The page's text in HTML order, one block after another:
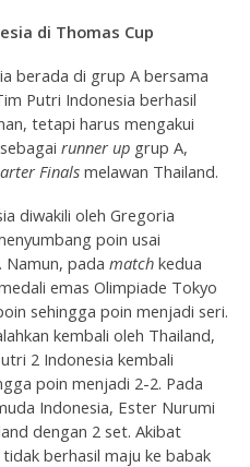
di Thomas Cup
berada di grup A bersama
Putri Indonesia berhasil
tetapi harus mengakui
runner up grup A,
Finalsmelawan Thailand.
diwakili oleh Gregoria
poin usai
Namun, pada match kedua
emas Olimpiade Tokyo
sehingga poin menjadi seri.
kembali oleh Thailand,
2 Indonesia kembali
poin menjadi 2-2. Pada
Indonesia, Ester Nurumi
dengan 2 set. Akibat
berhasil maju ke babak